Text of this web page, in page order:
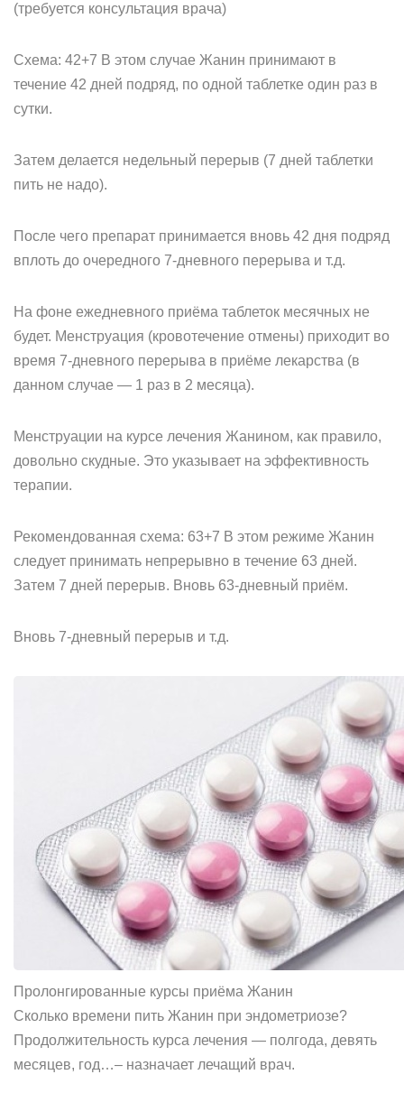
(требуется консультация врача)
Схема: 42+7 В этом случае Жанин принимают в
течение 42 дней подряд, по одной таблетке один раз в
сутки.
Затем делается недельный перерыв (7 дней таблетки
пить не надо).
После чего препарат принимается вновь 42 дня подряд
вплоть до очередного 7-дневного перерыва и т.д.
На фоне ежедневного приёма таблеток месячных не
будет. Менструация (кровотечение отмены) приходит во
время 7-дневного перерыва в приёме лекарства (в
данном случае — 1 раз в 2 месяца).
Менструации на курсе лечения Жанином, как правило,
довольно скудные. Это указывает на эффективность
терапии.
Рекомендованная схема: 63+7 В этом режиме Жанин
следует принимать непрерывно в течение 63 дней.
Затем 7 дней перерыв. Вновь 63-дневный приём.
Вновь 7-дневный перерыв и т.д.
Пролонгированные курсы приёма Жанин
Сколько времени пить Жанин при эндометриозе?
Продолжительность курса лечения — полгода, девять
месяцев, год…– назначает лечащий врач.